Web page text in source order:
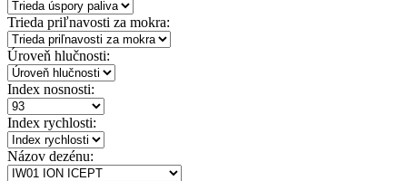
Trieda priľnavosti za mokra:
Úroveň hlučnosti:
Index nosnosti:
Index rychlosti:
Názov dezénu: